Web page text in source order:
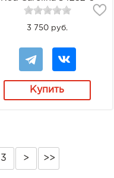
3 750 руб.
Купить
3 > >>